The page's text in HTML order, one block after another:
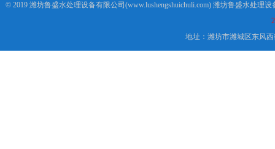
© 2019 潍坊鲁盛水处理设备有限公司(www.lushengshuichuli.com) 潍坊鲁盛水处理
地址：潍坊市潍城区东风